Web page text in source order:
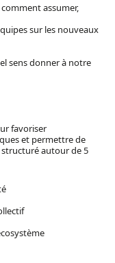
comment assumer,
sur les nouveaux
sens donner à notre
favoriser
et permettre de
autour de 5